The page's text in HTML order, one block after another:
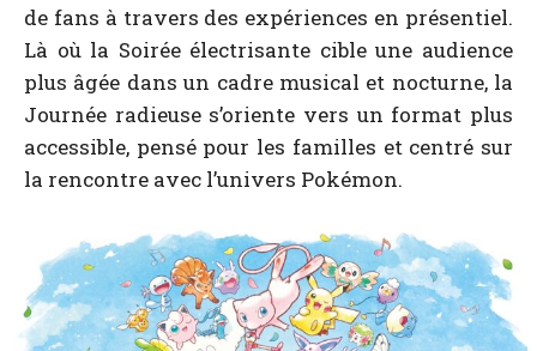
de fans à travers des expériences en présentiel.
Là où la Soirée électrisante cible une audience
plus âgée dans un cadre musical et nocturne, la
Journée radieuse s’oriente vers un format plus
accessible, pensé pour les familles et centré sur
la rencontre avec l’univers Pokémon.